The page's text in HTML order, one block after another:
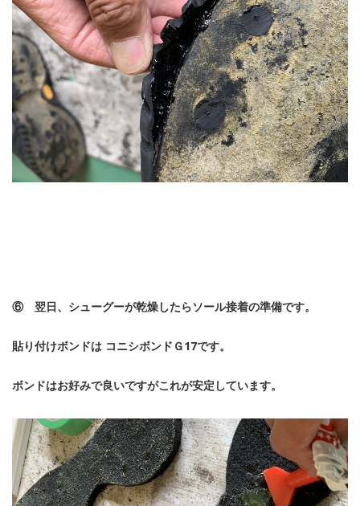
⑥ 翌日、シューグーが乾燥したらソール接着の準備です。
貼り付けボンドは コニシボンドＧ17です。
ボンドはお好みで良いですがこれが安定しています。